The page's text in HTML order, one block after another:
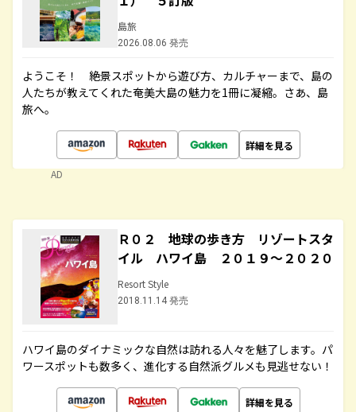
島旅
2026.08.06 発売
ようこそ！ 絶景スポットから遊び方、カルチャーまで、島の
人たちが教えてくれた奄美大島の魅力を1冊に凝縮。さあ、島
旅へ。
詳細を見る
AD
Ｒ０２ 地球の歩き方 リゾートスタ
イル ハワイ島 ２０１９～２０２０
Resort Style
2018.11.14 発売
ハワイ島のダイナミックな自然は訪れる人々を魅了します。パ
ワースポットも数多く、進化する自然派グルメも見逃せない！
詳細を見る